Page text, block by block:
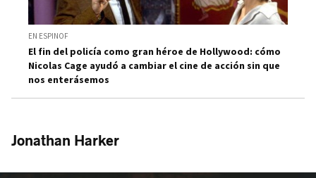
EN ESPINOF
El fin del policía como gran héroe de Hollywood: cómo
Nicolas Cage ayudó a cambiar el cine de acción sin que
nos enterásemos
Jonathan Harker